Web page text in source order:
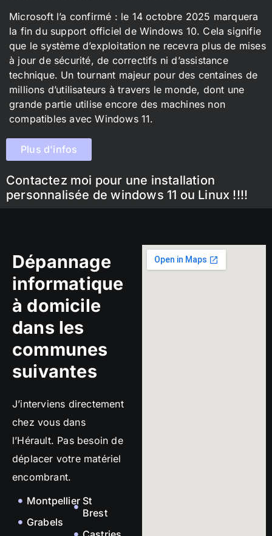
Microsoft l’a confirmé : le 14 octobre 2025 marquera
la fin du support officiel de Windows 10. Cela signifie
que le système d’exploitation ne recevra plus de mises
à jour de sécurité, de correctifs ni d’assistance
technique. Un tournant majeur pour des centaines de
millions d’utilisateurs à travers le monde, dont une
grande partie utilise encore des machines non
compatibles avec Windows 11.
Plus d'infos
Contactez moi pour une installation
personnalisée de windows 11 ou Linux !!!!
Dépannage
informatique
à domicile
dans les
communes
suivantes
J’interviens directement
chez vous dans
l’Hérault. Pas besoin de
déplacer votre matériel
encombrant.
Montpellier
Grabels
St
Brest